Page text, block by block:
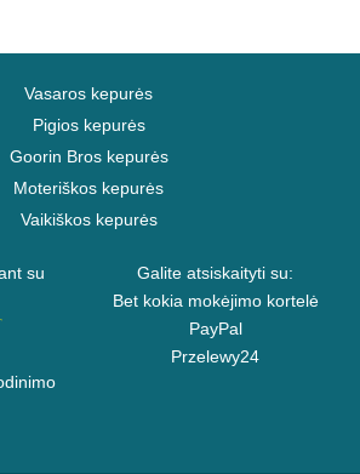
Vasaros kepurės
Pigios kepurės
Goorin Bros kepurės
Moteriškos kepurės
Vaikiškos kepurės
su
Galite atsiskaityti su:
Bet kokia mokėjimo kortelė
PayPal
Przelewy24